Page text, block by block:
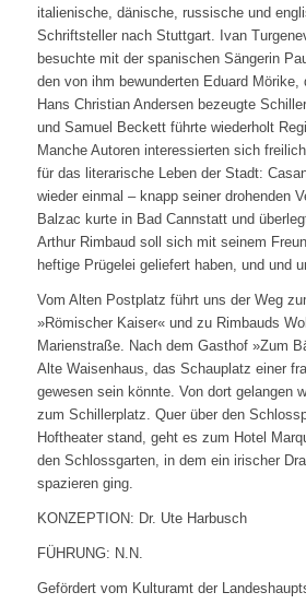
italienische, dänische, russische und
Schriftsteller nach Stuttgart. Ivan
besuchte mit der spanischen Sängerin
den von ihm bewunderten Eduard Mörike,
Hans Christian Andersen bezeugte
und Samuel Beckett führte wiederholt
Manche Autoren interessierten sich
für das literarische Leben der Stadt:
wieder einmal – knapp seiner drohenden
Balzac kurte in Bad Cannstatt und
Arthur Rimbaud soll sich mit seinem
heftige Prügelei geliefert haben, und und
Vom Alten Postplatz führt uns der Weg
»Römischer Kaiser« und zu Rimbauds
Marienstraße. Nach dem Gasthof »Zum
Alte Waisenhaus, das Schauplatz einer
gewesen sein könnte. Von dort gelangen
zum Schillerplatz. Quer über den
Hoftheater stand, geht es zum Hotel
den Schlossgarten, in dem ein irischer
spazieren ging.
KONZEPTION: Dr. Ute Harbusch
FÜHRUNG: N.N.
Gefördert vom Kulturamt der